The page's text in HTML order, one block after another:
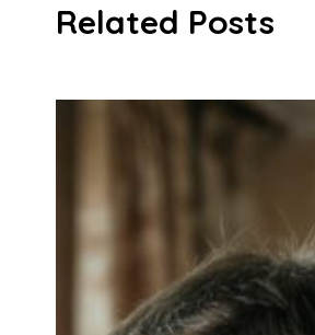
Related Posts